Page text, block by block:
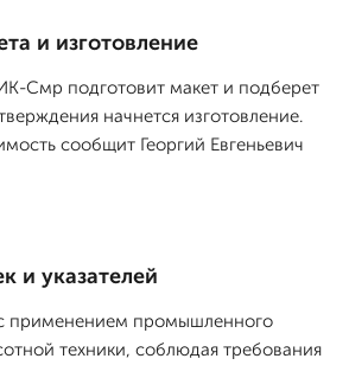
и изготовление
Смр подготовит макет и подберет
начнется изготовление.
сообщит Георгий Евгеньевич
и указателей
применением промышленного
техники, соблюдая требования